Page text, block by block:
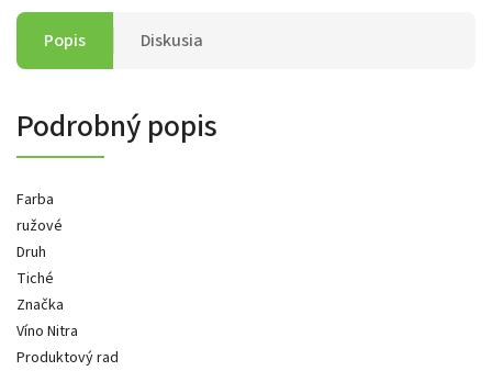
Popis Diskusia
Podrobný popis
Farba
ružové
Druh
Tiché
Značka
Víno Nitra
Produktový rad